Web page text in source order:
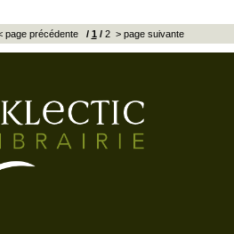
page précédente/ 1 /2 > page suivante